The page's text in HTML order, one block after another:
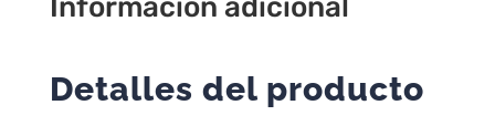
Información adicional
Detalles del producto